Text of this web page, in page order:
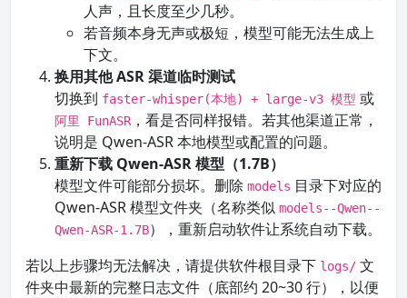
人声，且长度至少几秒。
若音频本身无声或极短，模型可能无法生成上
下文。
换用其他 ASR 渠道临时测试
切换到 faster-whisper(本地) + large-v3 模型 或
阿里 FunASR，看是否同样报错。若其他渠道正常，
说明是 Qwen-ASR 本地模型或配置的问题。
重新下载 Qwen-ASR 模型（1.7B）
模型文件可能部分损坏。删除 models 目录下对应的
Qwen-ASR 模型文件夹（名称类似 models--Qwen--
Qwen-ASR-1.7B），重新启动软件让系统自动下载。
若以上步骤均无法解决，请提供软件根目录下 logs/ 文
件夹中最新的完整日志文件（底部约 20~30 行），以便